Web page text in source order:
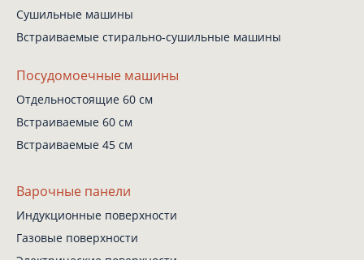
Сушильные машины
Встраиваемые стирально-сушильные машины
Посудомоечные машины
Отдельностоящие 60 см
Встраиваемые 60 см
Встраиваемые 45 см
Варочные панели
Индукционные поверхности
Газовые поверхности